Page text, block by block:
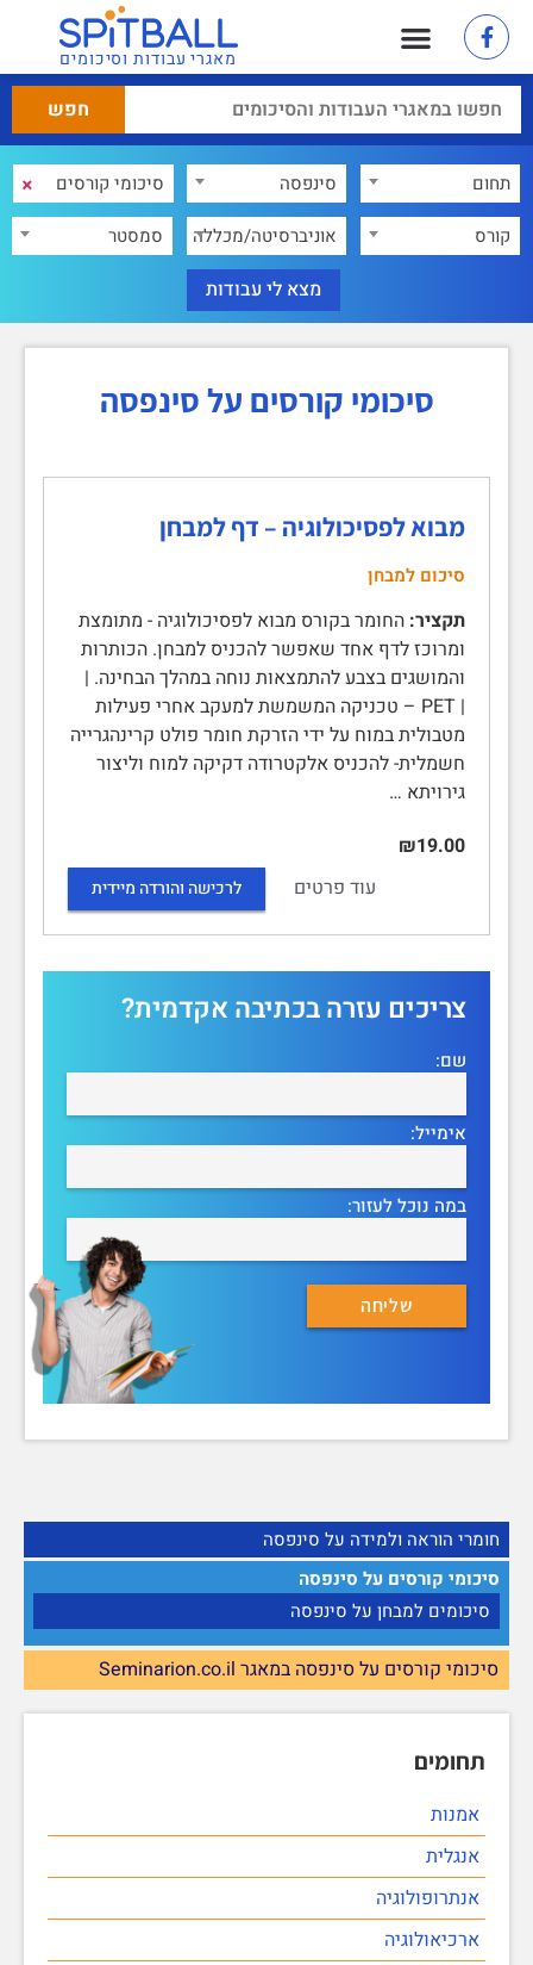
מאגרי עבודות וסיכומים
תחום סינפסה ×
קורס אוניברסיטה/מכללה סמסטר
חומרי הוראה ולמידה על סינפסה
סיכומי קורסים על סינפסה
סיכומים למבחן על סינפסה
סיכומי קורסים על סינפסה במאגר Seminarion.co.il
תחומים
אמנות
אנגלית
אנתרופולוגיה
ארכיאולוגיה
סיכומי קורסים על סינפסה
מבוא לפסיכולוגיה – דף למבחן
סיכום למבחן
תקציר: החומר בקורס מבוא לפסיכולוגיה - מתומצת
ומרוכז לדף אחד שאפשר להכניס למבחן. הכותרות
והמושגים בצבע להתמצאות נוחה במהלך הבחינה. |
| PET – טכניקה המשמשת למעקב אחרי פעילות
מטבולית במוח על ידי הזרקת חומר פולט קרינהגרייה
חשמלית- להכניס אלקטרודה דקיקה למוח וליצור
גירויתא …
₪19.00
עוד פרטים
לרכישה והורדה מיידית
צריכים עזרה בכתיבה אקדמית?
שם:
אימייל:
במה נוכל לעזור: